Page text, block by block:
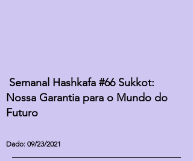
Semanal Hashkafa #66 Sukkot:
Nossa Garantia para o Mundo do
Futuro
Dado: 09/23/2021